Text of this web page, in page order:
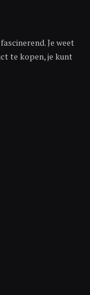
Je weet
te kopen, je kunt